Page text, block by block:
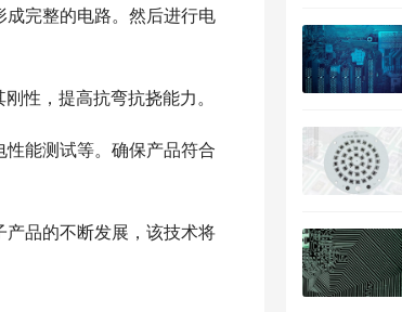
完整的电路。然后进行电
性，提高抗弯抗挠能力。
能测试等。确保产品符合
品的不断发展，该技术将